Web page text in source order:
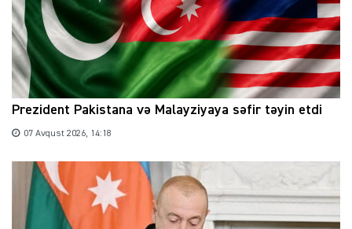
Prezident Pakistana və Malayziyaya səfir təyin etdi
07 Avqust 2026, 14:18